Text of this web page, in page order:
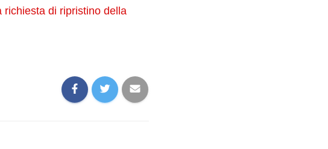
richiesta di ripristino della